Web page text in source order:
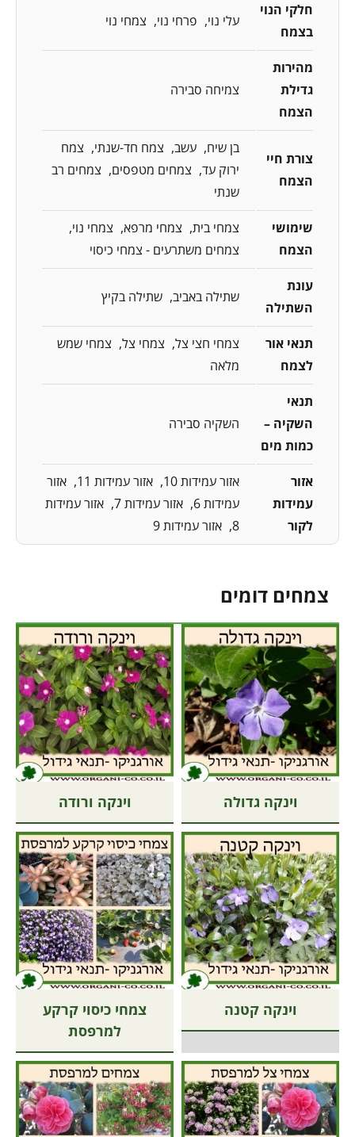
חלקי הנוי
בצמח
עלי נוי פרחי נוי צמחי נוי
מהירות
גדילת
הצמח
צמיחה סבירה
צורת חיי
הצמח
בן שיח עשב צמח חד-שנתי
צמח
ירוק עד
צמחים מטפסים
צמחים רב
שנתי
שימושי
הצמח
צמחי בית צמחי מרפא
צמחי נוי
צמחים משתרעים - צמחי כיסוי
עונת
השתילה
שתילה באביב שתילה בקיץ
תנאי אור
לצמח
צמחי חצי צל צמחי צל
צמחי שמש
מלאה
תנאי
השקיה –
כמות מים
השקיה סבירה
אזור
עמידות
לקור
אזור עמידות 10 אזור עמידות 11
אזור
עמידות 6
אזור עמידות 7
אזור עמידות
8 אזור עמידות 9
צמחים דומים
וינקה גדולה וינקה ורודה
וינקה קטנה
צמחי כיסוי קרקע
למרפסת